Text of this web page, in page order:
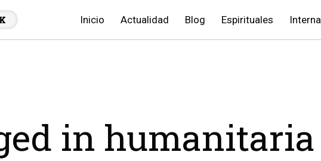
Inicio Actualidad Blog Espirituales
in humanitaria